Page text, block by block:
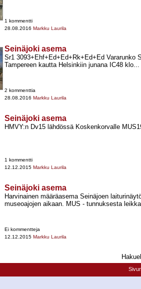
1 kommentti
28.08.2016 Markku Laurila
Seinäjoki asema
Sr1 3093+​Ehf+​Ed+​Ed+​Rk+​Ed+​Ed Vararunko
Tampereen kautta Helsinkiin junana IC48 klo...
2 kommenttia
28.08.2016 Markku Laurila
Seinäjoki asema
HMVY:n Dv15 lähdössä Koskenkorvalle
1 kommentti
12.12.2015 Markku Laurila
Seinäjoki asema
Harvinainen määräasema Seinäjoen
museoajojen aikaan. MUS -​ tunnuksesta
Ei kommentteja
12.12.2015 Markku Laurila